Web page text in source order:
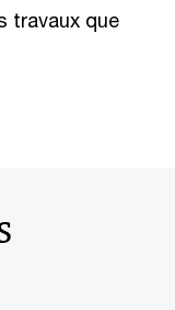
travaux que